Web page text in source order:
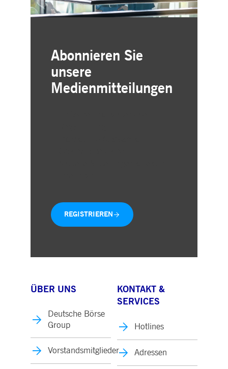
Abonnieren Sie
unsere
Medienmitteilungen
REGISTRIEREN
ÜBER UNS
Deutsche Börse
Group
Vorstandsmitglieder
KONTAKT &
SERVICES
Hotlines
Adressen